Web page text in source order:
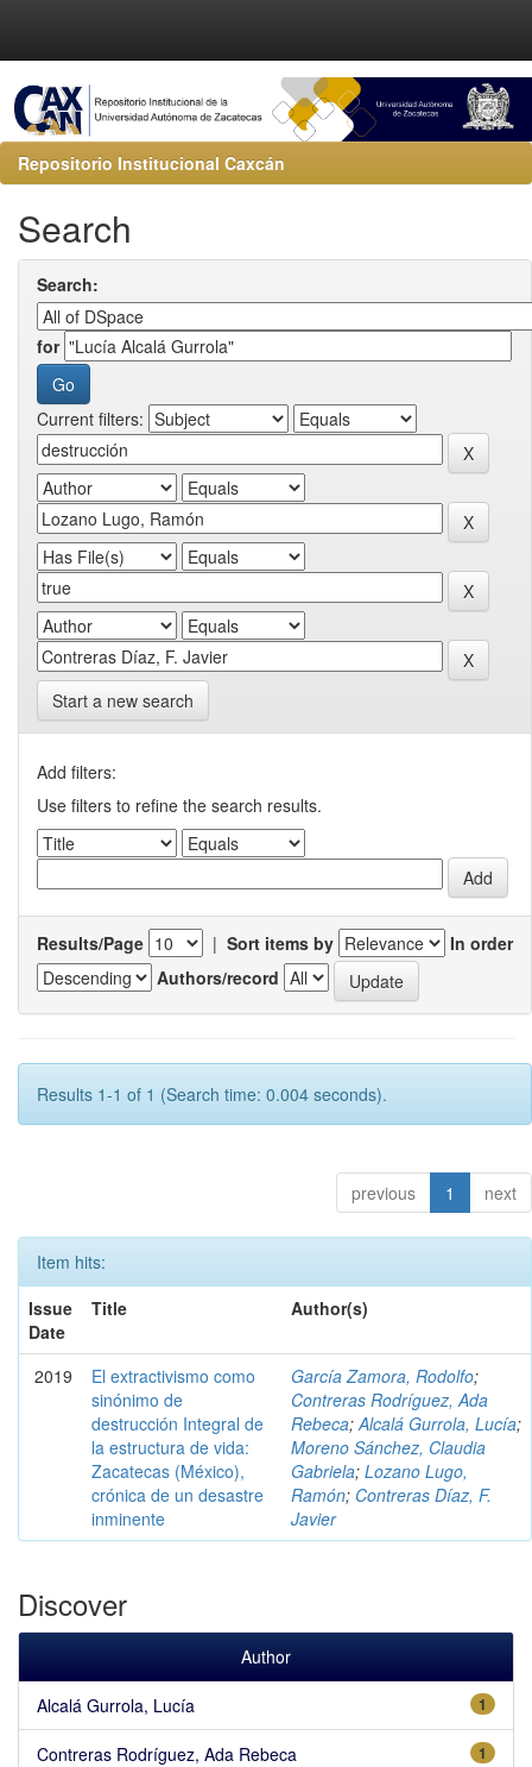
Repositorio Institucional Caxcán
Search
Search:
for
Current filters:
Start a new search
Add filters:
Use filters to refine the search results.
Results/Page | Sort items by
In order
Authors/record
Results 1-1 of 1 (Search time: 0.004 seconds).
previous 1 next
Item hits:
Issue
Date
Title Author(s)
2019
El extractivismo como
sinónimo de
destrucción Integral de
la estructura de vida:
Zacatecas (México),
crónica de un desastre
inminente
García Zamora, Rodolfo;
Contreras Rodríguez, Ada
Rebeca; Alcalá Gurrola, Lucía;
Moreno Sánchez, Claudia
Gabriela; Lozano Lugo,
Ramón; Contreras Díaz, F.
Javier
Discover
Author
1
Alcalá Gurrola, Lucía
1
Contreras Rodríguez, Ada Rebeca